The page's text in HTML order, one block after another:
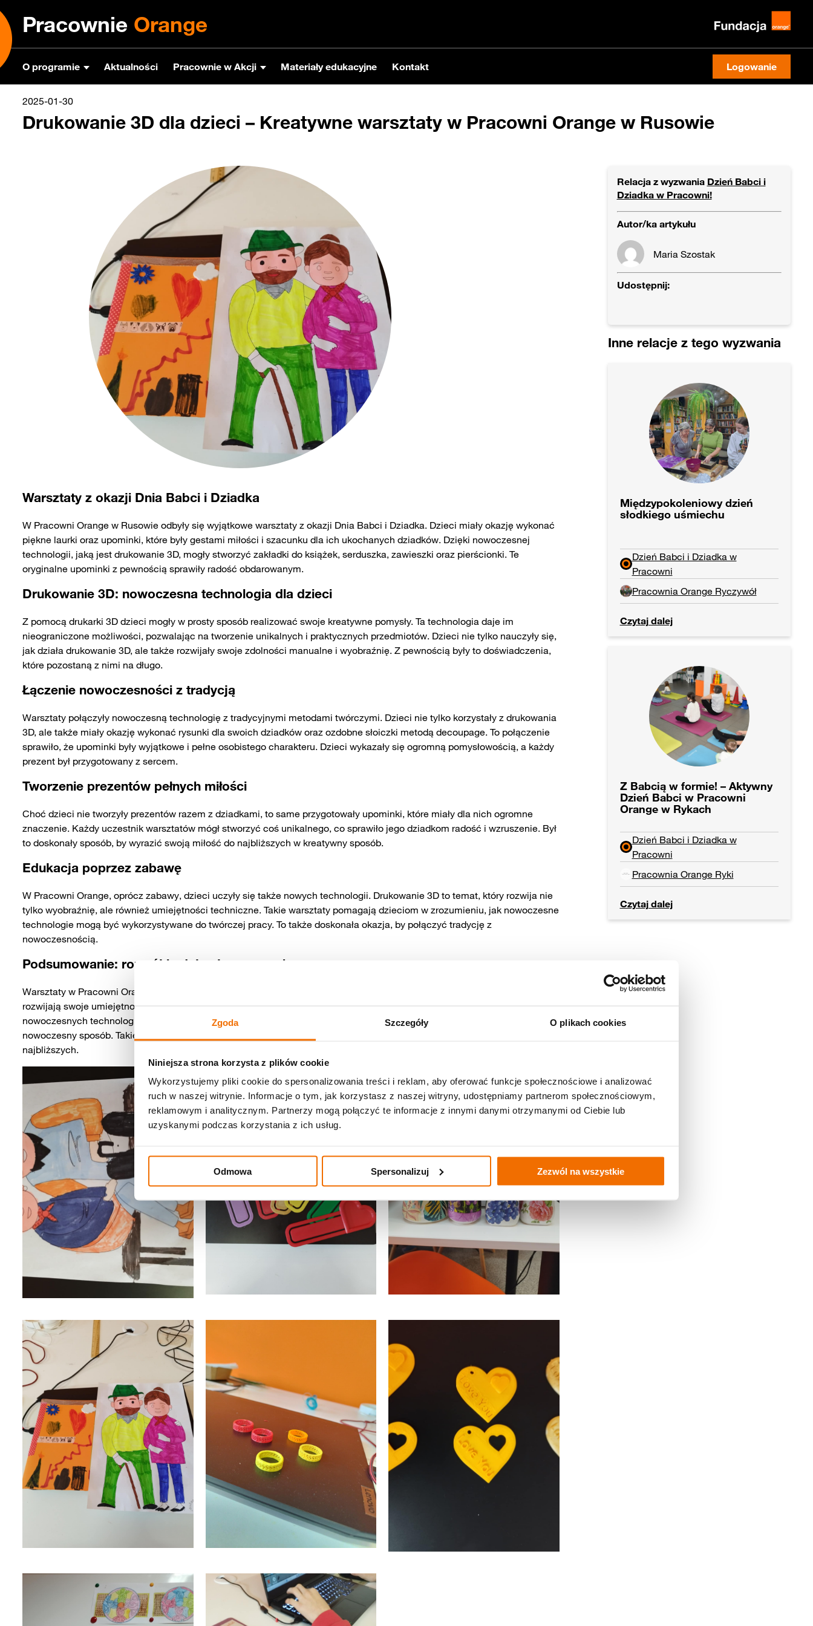
Zgoda Szczegóły O plikach cookies
Niniejsza strona korzysta z plików cookie
Wykorzystujemy pliki cookie do spersonalizowania treści i reklam, aby oferować funkcje społecznościowe i analizować
ruch w naszej witrynie. Informacje o tym, jak korzystasz z naszej witryny, udostępniamy partnerom społecznościowym,
reklamowym i analitycznym. Partnerzy mogą połączyć te informacje z innymi danymi otrzymanymi od Ciebie lub
uzyskanymi podczas korzystania z ich usług.
Odmowa Spersonalizuj Zezwól na wszystkie
Pracownie Orange
O programie Aktualności Pracownie w Akcji Materiały edukacyjne Kontakt Logowanie
2025-01-30
Drukowanie 3D dla dzieci – Kreatywne warsztaty w Pracowni Orange w Rusowie
Warsztaty z okazji Dnia Babci i Dziadka
W Pracowni Orange w Rusowie odbyły się wyjątkowe warsztaty z okazji Dnia Babci i Dziadka. Dzieci miały okazję wykonać
piękne laurki oraz upominki, które były gestami miłości i szacunku dla ich ukochanych dziadków. Dzięki nowoczesnej
technologii, jaką jest drukowanie 3D, mogły stworzyć zakładki do książek, serduszka, zawieszki oraz pierścionki. Te
oryginalne upominki z pewnością sprawiły radość obdarowanym.
Drukowanie 3D: nowoczesna technologia dla dzieci
Z pomocą drukarki 3D dzieci mogły w prosty sposób realizować swoje kreatywne pomysły. Ta technologia daje im
nieograniczone możliwości, pozwalając na tworzenie unikalnych i praktycznych przedmiotów. Dzieci nie tylko nauczyły się,
jak działa drukowanie 3D, ale także rozwijały swoje zdolności manualne i wyobraźnię. Z pewnością były to doświadczenia,
które pozostaną z nimi na długo.
Łączenie nowoczesności z tradycją
Warsztaty połączyły nowoczesną technologię z tradycyjnymi metodami twórczymi. Dzieci nie tylko korzystały z drukowania
3D, ale także miały okazję wykonać rysunki dla swoich dziadków oraz ozdobne słoiczki metodą decoupage. To połączenie
sprawiło, że upominki były wyjątkowe i pełne osobistego charakteru. Dzieci wykazały się ogromną pomysłowością, a każdy
prezent był przygotowany z sercem.
Tworzenie prezentów pełnych miłości
Choć dzieci nie tworzyły prezentów razem z dziadkami, to same przygotowały upominki, które miały dla nich ogromne
znaczenie. Każdy uczestnik warsztatów mógł stworzyć coś unikalnego, co sprawiło jego dziadkom radość i wzruszenie. Był
to doskonały sposób, by wyrazić swoją miłość do najbliższych w kreatywny sposób.
Edukacja poprzez zabawę
W Pracowni Orange, oprócz zabawy, dzieci uczyły się także nowych technologii. Drukowanie 3D to temat, który rozwija nie
tylko wyobraźnię, ale również umiejętności techniczne. Takie warsztaty pomagają dzieciom w zrozumieniu, jak nowoczesne
technologie mogą być wykorzystywane do twórczej pracy. To także doskonała okazja, by połączyć tradycję z
nowoczesnością.
Podsumowanie: rozwój i edukacja przez zabawę
Warsztaty w Pracowni Orange to nie tylko świetna zabawa, ale również doskonała forma edukacji. Dzięki nim dzieci
rozwijają swoje umiejętności manualne i techniczne, uczą się kreatywności oraz zdobywają wiedzę na temat
nowoczesnych technologii. To także świetny sposób na kultywowanie tradycji, takich jak Dzień Babci i Dziadka, w
nowoczesny sposób. Takie inicjatywy pokazują, jak ważne jest wspólne spędzanie czasu i rozwijanie pasji w gronie
najbliższych.
Relacja z wyzwania Dzień Babci i
Dziadka w Pracowni!
Autor/ka artykułu
Maria Szostak
Udostępnij:
Inne relacje z tego wyzwania
Międzypokoleniowy dzień
słodkiego uśmiechu
Dzień Babci i Dziadka w
Pracowni
Pracownia Orange Ryczywół
Czytaj dalej
Z Babcią w formie! – Aktywny
Dzień Babci w Pracowni
Orange w Rykach
Dzień Babci i Dziadka w
Pracowni
Pracownia Orange Ryki
Czytaj dalej